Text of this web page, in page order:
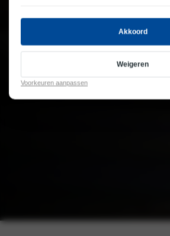
Akkoord
Weigeren
Voorkeuren aanpassen